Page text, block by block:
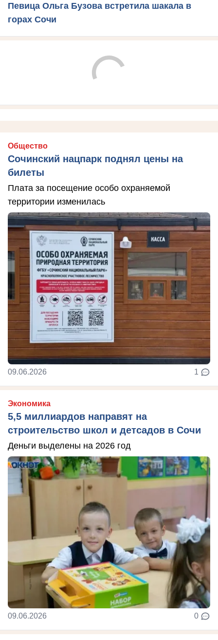
Певица Ольга Бузова встретила шакала в
горах Сочи
Общество
Сочинский нацпарк поднял цены на
билеты
Плата за посещение особо охраняемой
территории изменилась
09.06.2026 1
Экономика
5,5 миллиардов направят на
строительство школ и детсадов в Сочи
Деньги выделены на 2026 год
09.06.2026 0